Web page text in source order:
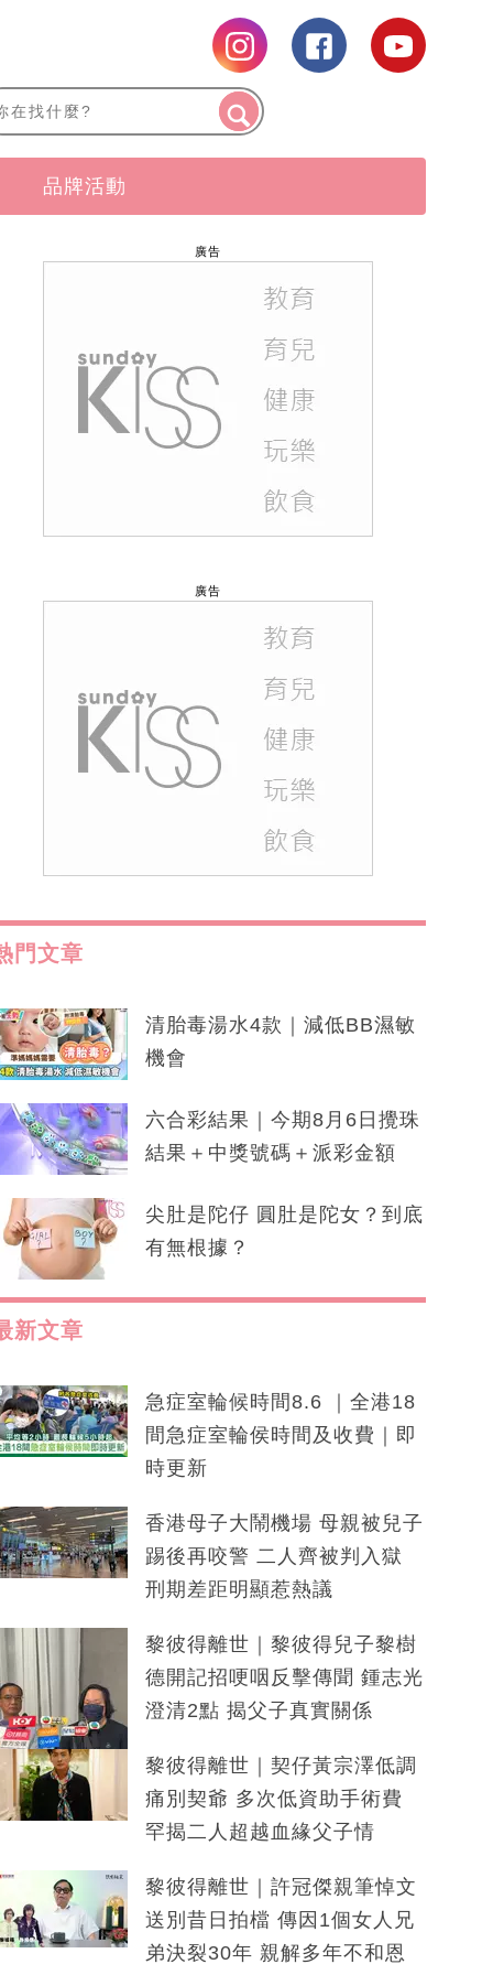
品牌活動
廣告
廣告
門文章
清胎毒湯水4款｜減低BB濕敏
機會
六合彩結果｜今期8月6日攪珠
結果＋中獎號碼＋派彩金額
尖肚是陀仔 圓肚是陀女？到底
有無根據？
新文章
急症室輪候時間8.6 ｜全港18
間急症室輪侯時間及收費｜即
時更新
香港母子大鬧機場 母親被兒子
踢後再咬警 二人齊被判入獄
刑期差距明顯惹熱議
黎彼得離世｜黎彼得兒子黎樹
德開記招哽咽反擊傳聞 鍾志光
澄清2點 揭父子真實關係
黎彼得離世｜契仔黃宗澤低調
痛別契爺 多次低資助手術費
罕揭二人超越血緣父子情
黎彼得離世｜許冠傑親筆悼文
送別昔日拍檔 傳因1個女人兄
弟決裂30年 親解多年不和恩